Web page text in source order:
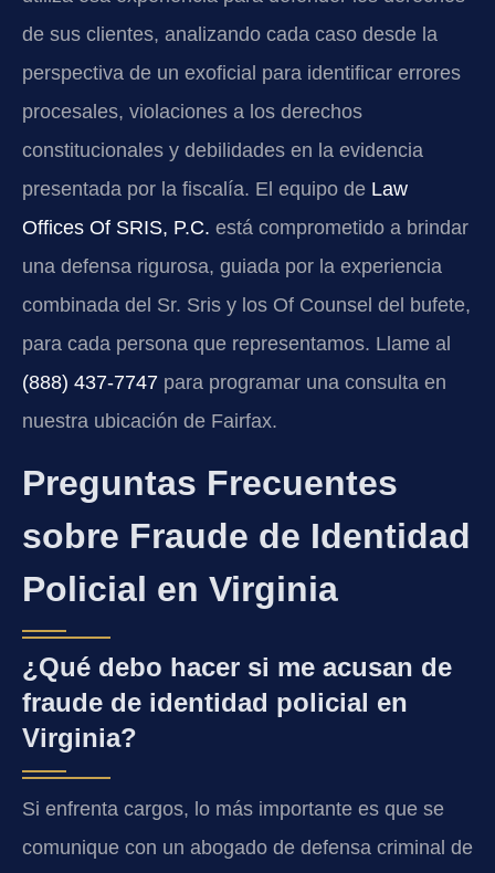
de sus clientes, analizando cada caso desde la
perspectiva de un exoficial para identificar errores
procesales, violaciones a los derechos
constitucionales y debilidades en la evidencia
presentada por la fiscalía. El equipo de Law
Offices Of SRIS, P.C. está comprometido a brindar
una defensa rigurosa, guiada por la experiencia
combinada del Sr. Sris y los Of Counsel del bufete,
para cada persona que representamos. Llame al
(888) 437-7747 para programar una consulta en
nuestra ubicación de Fairfax.
Preguntas Frecuentes
sobre Fraude de Identidad
Policial en Virginia
¿Qué debo hacer si me acusan de
fraude de identidad policial en
Virginia?
Si enfrenta cargos, lo más importante es que se
comunique con un abogado de defensa criminal de